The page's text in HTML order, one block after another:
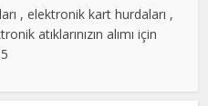
, elektronik kart hurdaları ,
atıklarınızın alımı için